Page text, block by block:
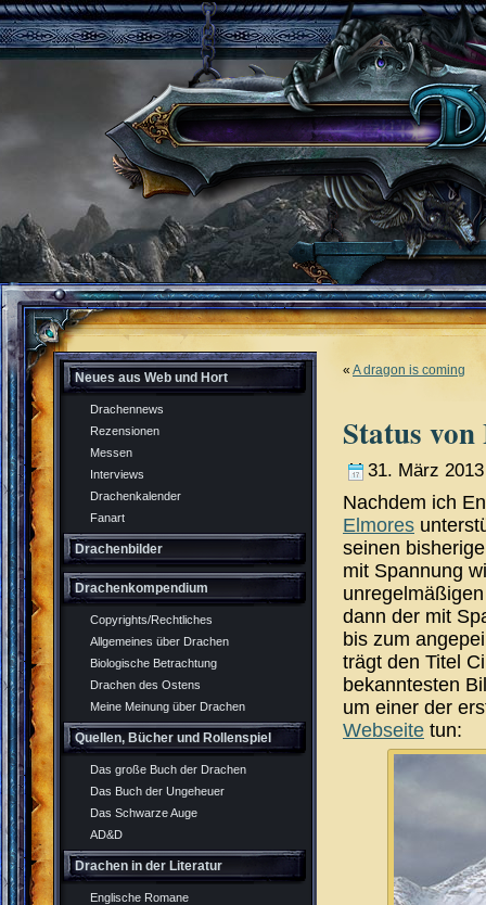
Neues aus Web und Hort
Drachennews
Rezensionen
Messen
Interviews
Drachenkalender
Fanart
Drachenbilder
Drachenkompendium
Copyrights/Rechtliches
Allgemeines über Drachen
Biologische Betrachtung
Drachen des Ostens
Meine Meinung über Drachen
Quellen, Bücher und Rollenspiel
Das große Buch der Drachen
Das Buch der Ungeheuer
Das Schwarze Auge
AD&D
Drachen in der Literatur
Englische Romane
« A dragon is coming
Status
31. März
Nachdem ich
Elmores
seinen
mit Spannung
dann der mit
bis zum
trägt den Titel
bekanntesten
um einer der
Webseite tun: